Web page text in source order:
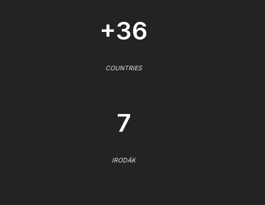
+36
COUNTRIES
7
IRODÁK